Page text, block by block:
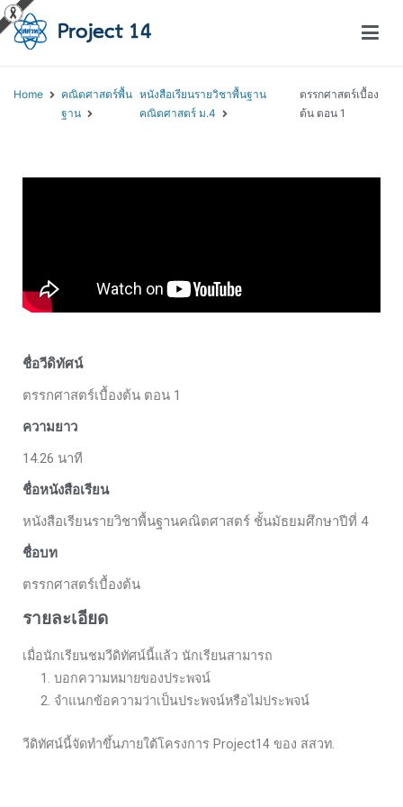
Home
คณิตศาสตร์พื้น
ฐาน
หนังสือเรียนรายวิชาพื้นฐาน
คณิตศาสตร์ ม.4
ตรรกศาสตร์เบื้อง
ต้น ตอน 1
ชื่อวีดิทัศน์
ตรรกศาสตร์เบื้องต้น ตอน 1
ความยาว
14.26 นาที
ชื่อหนังสือเรียน
หนังสือเรียนรายวิชาพื้นฐานคณิตศาสตร์ ชั้นมัธยมศึกษาปีที่ 4
ชื่อบท
ตรรกศาสตร์เบื้องต้น
รายละเอียด
เมื่อนักเรียนชมวีดิทัศน์นี้แล้ว นักเรียนสามารถ
1. บอกความหมายของประพจน์
2. จำแนกข้อความว่าเป็นประพจน์หรือไม่ประพจน์
วีดิทัศน์นี้จัดทำขึ้นภายใต้โครงการ Project14 ของ สสวท.